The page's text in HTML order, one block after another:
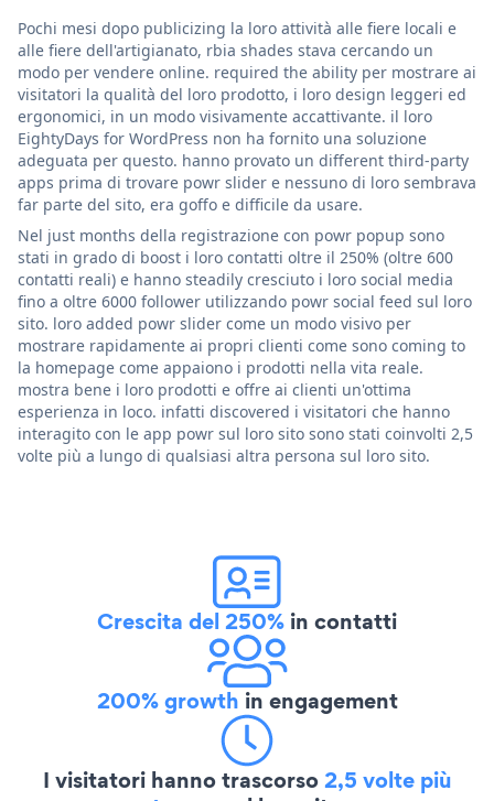
Pochi mesi dopo publicizing la loro attività alle fiere locali e
alle fiere dell'artigianato, rbia shades stava cercando un
modo per vendere online. required the ability per mostrare ai
visitatori la qualità del loro prodotto, i loro design leggeri ed
ergonomici, in un modo visivamente accattivante. il loro
EightyDays for WordPress non ha fornito una soluzione
adeguata per questo. hanno provato un different third-party
apps prima di trovare powr slider e nessuno di loro sembrava
far parte del sito, era goffo e difficile da usare.
Nel just months della registrazione con powr popup sono
stati in grado di boost i loro contatti oltre il 250% (oltre 600
contatti reali) e hanno steadily cresciuto i loro social media
fino a oltre 6000 follower utilizzando powr social feed sul loro
sito. loro added powr slider come un modo visivo per
mostrare rapidamente ai propri clienti come sono coming to
la homepage come appaiono i prodotti nella vita reale.
mostra bene i loro prodotti e offre ai clienti un'ottima
esperienza in loco. infatti discovered i visitatori che hanno
interagito con le app powr sul loro sito sono stati coinvolti 2,5
volte più a lungo di qualsiasi altra persona sul loro sito.
Crescita del 250% in contatti
200% growth in engagement
I visitatori hanno trascorso2,5 volte più